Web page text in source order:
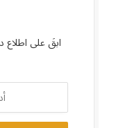
ابقَ على اطلاع